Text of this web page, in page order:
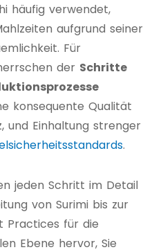
häufig verwendet,
aufgrund seiner
Für
der Schritte
konsequente Qualität
und Einhaltung strenger
.
jeden Schritt im Detail
von Surimi bis zur
Practices für die
Ebene hervor, Sie